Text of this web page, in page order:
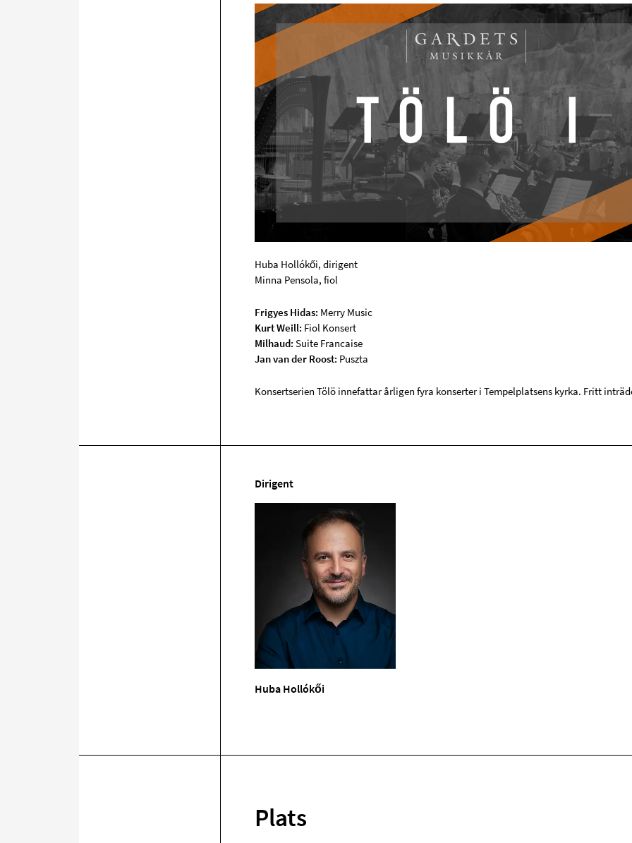
Huba Hollókői, dirigent
Minna Pensola, fiol
Frigyes Hidas: Merry Music
Kurt Weill: Fiol Konsert
Milhaud: Suite Francaise
Jan van der Roost: Puszta
Konsertserien Tölö innefattar årligen fyra konserter i Tempelplatsens kyrka. Fritt
Dirigent
Huba Hollókői
Plats